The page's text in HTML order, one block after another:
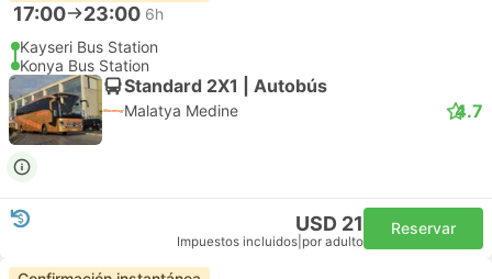
17:00 23:00 6h
Kayseri Bus Station
Konya Bus Station
Standard 2X1 | Autobús
Malatya Medine 4.7
USD 21
Impuestos incluidos por adulto
Reservar